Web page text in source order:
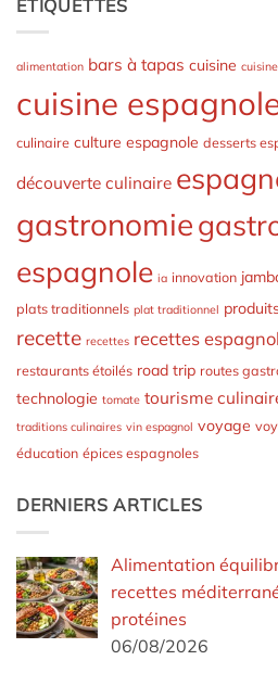
ÉTIQUETTES
alimentation bars à tapas cuisine
cuisine
culinaire culture espagnole desserts
découverte culinaire
gastronomie
espagnole ia innovation
plats traditionnels plat traditionnel
recette recettes recettes
restaurants étoilés road trip routes
technologie tomate tourisme
traditions culinaires vin espagnol voyage
éducation épices espagnoles
DERNIERS ARTICLES
Alimentation
recettes
protéines
06/08/2026